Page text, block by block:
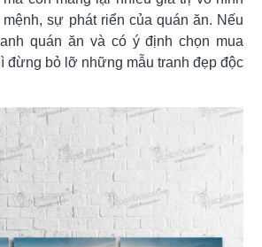
mệnh, sự phát riển của quán ăn. Nếu
quán ăn và có ý định chọn mua
đừng bỏ lỡ những mẫu tranh đẹp độc